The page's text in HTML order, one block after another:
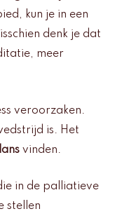
kun je in een
denk je dat
meer
veroorzaken.
is. Het
vinden.
in de palliatieve
stellen